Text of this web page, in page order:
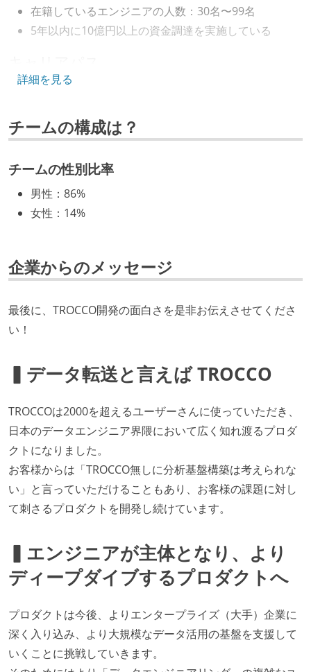
在籍しているエンジニアの人数：30名〜99名
5年以内に10億円以上の資金調達を実施している
エンジニアの人事評価にエンジニア経験者が関わって
マネージャーやCTOと高頻度（月1程度）でキャリアに
ついて話す場が設けられている
年収800万円以上のエンジニアに、マネジメントの役
技術カルチャー
化を行う役割の人・部門が存在する
取締役（社内）または執行役員として、エンジニアリ
社外から登壇を依頼・指名を受けるようなエンジニア
スに登壇している
れ、参加者が自主的に参加している
Slack等で、最新技術の良し悪しをメンバーがよく会話
している
英語でコミュニケーションとる機会が社内にある
開発メンバーの裁量
ロントエンド、バックエンド、インフラといった役割
の境界を超えて、個人が必要な範囲にまで染み出して
いく姿勢が根付いている
ユーザーのニーズや課題を理解するために、開発チー
ムのメンバーが、ユーザーインタビューに参加してい
る
1年以内に、技術負債を解消するためのプロジェクト
詳細を見る
チームの構成は？
チームの性別比率
男性 ： 86%
女性 ： 14%
企業からのメッセージ
最後に、TROCCO開発の面白さを是非お伝えさせてくださ
い！
▍データ転送と言えば TROCCO
TROCCOは2000を超えるユーザーさんに使っていただき、
日本のデータエンジニア界隈において広く知れ渡るプロダ
クトになりました。
お客様からは「TROCCO無しに分析基盤構築は考えられな
い」と言っていただけることもあり、お客様の課題に対し
て刺さるプロダクトを開発し続けています。
▍エンジニアが主体となり、より
ディープダイブするプロダクトへ
プロダクトは今後、よりエンタープライズ（大手）企業に
深く入り込み、より大規模なデータ活用の基盤を支援して
いくことに挑戦していきます。